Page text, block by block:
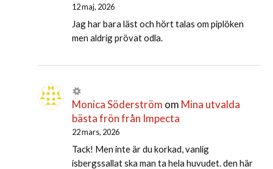
12 maj, 2026
Jag har bara läst och hört talas om piplöken
men aldrig prövat odla.
Monica Söderström om Mina utvalda
bästa frön från Impecta
22 mars, 2026
Tack! Men inte är du korkad, vanlig
isbergssallat ska man ta hela huvudet. den här